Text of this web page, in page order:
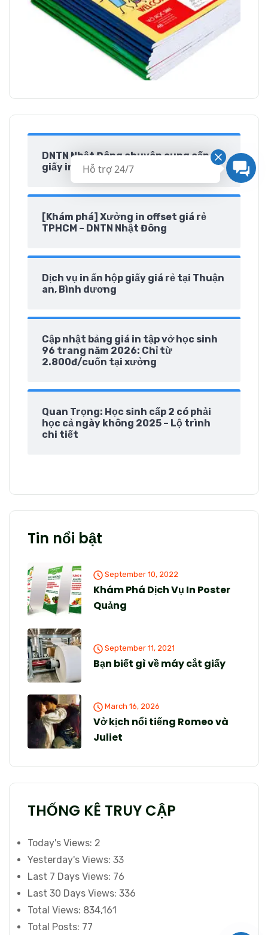
DNTN Nhật Đông chuyên cung cấp
giấy in Double giá rẻ uy tín
[Khám phá] Xưởng in offset giá rẻ
TPHCM – DNTN Nhật Đông
Dịch vụ in ấn hộp giấy giá rẻ tại Thuận
an, Bình dương
Cập nhật bảng giá in tập vở học sinh
96 trang năm 2026: Chỉ từ
2.800đ/cuốn tại xưởng
Quan Trọng: Học sinh cấp 2 có phải
học cả ngày không 2025 – Lộ trình
chi tiết
Tin nổi bật
September 10, 2022
Khám Phá Dịch Vụ In Poster
Quảng
September 11, 2021
Bạn biết gì về máy cắt giấy
March 16, 2026
Vở kịch nổi tiếng Romeo và
Juliet
THỐNG KÊ TRUY CẬP
Today's Views: 2
Yesterday's Views: 33
Last 7 Days Views: 76
Last 30 Days Views: 336
Total Views: 834,161
Total Posts: 77
Hỗ trợ 24/7